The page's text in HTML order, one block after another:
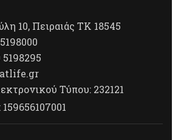
10, Πειραιάς ΤΚ 18545
5198295
Τύπου: 232121